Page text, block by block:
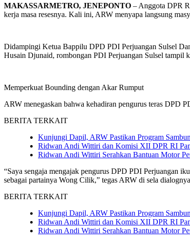
MAKASSARMETRO, JENEPONTO – Anggota DPR
kerja masa resesnya. Kali ini, ARW menyapa langsung
Didampingi Ketua Bappilu DPD PDI Perjuangan Sulsel
Husain Djunaid, rombongan PDI Perjuangan Sulsel tampil
Memperkuat Bounding dengan Akar Rumput
ARW menegaskan bahwa kehadiran pengurus teras DPD
BERITA TERKAIT
Kunjungi Dapil, ARW Pastikan Program
Ridwan Andi Wittiri dan Komisi XII DPR RI
Ridwan Andi Wittiri Serahkan Bantuan Motor
“Saya sengaja mengajak pengurus DPD PDI Perjuangan
sebagai partainya Wong Cilik,” tegas ARW di sela
BERITA TERKAIT
Kunjungi Dapil, ARW Pastikan Program
Ridwan Andi Wittiri dan Komisi XII DPR RI
Ridwan Andi Wittiri Serahkan Bantuan Motor